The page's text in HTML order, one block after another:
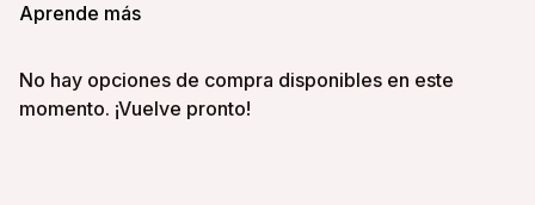
Aprende más
No hay opciones de compra disponibles en este
momento. ¡Vuelve pronto!